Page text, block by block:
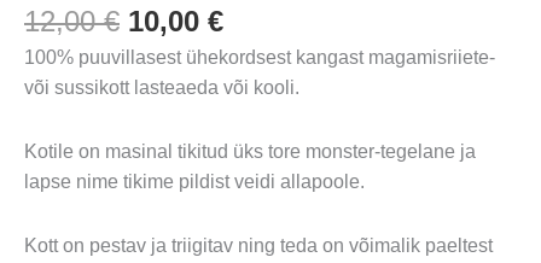
12,00€ Algne
hind
oli:
10,00 €Praegune
hind
on:
100% puuvillasest ühekordsest kangast magamisriiete-
või sussikott lasteaeda või kooli.
Kotile on masinal tikitud üks tore monster-tegelane ja
lapse nime tikime pildist veidi allapoole.
Kott on pestav ja triigitav ning teda on võimalik paeltest